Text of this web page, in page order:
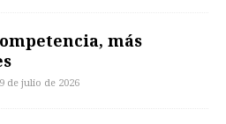
más
de julio de 2026